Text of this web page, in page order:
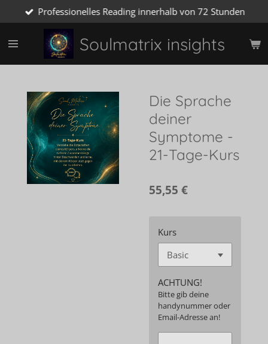
Hauptinhalt
springen
Soulmatrix insights
Professionelles Reading innerhalb von 72 Stunden
Die Sprache
deiner
Symptome -
21-Tage-Kurs
55,55 €
Kurs
ACHTUNG!
Bitte gib deine
handynummer oder
Email-Adresse an!